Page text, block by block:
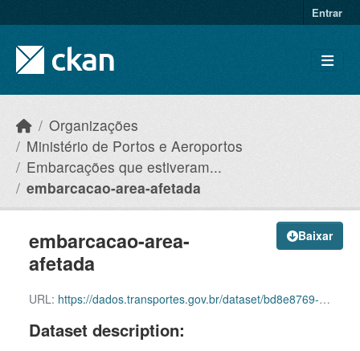
Entrar
Organizações
Ministério de Portos e Aeroportos
Embarcações que estiveram...
embarcacao-area-afetada
Baixar
embarcacao-area-
afetada
URL: https://dados.transportes.gov.br/dataset/bd8e8769-fc67-46d0-b4bd-2cd13266b479/resource/38cf0a15-e33a-418b-a202-e256d1191ddb/download/embarcacoes_area_afetada.csv
Dataset description: